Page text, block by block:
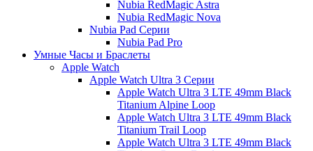
Nubia RedMagic Astra
Nubia RedMagic Nova
Nubia Pad Серии
Nubia Pad Pro
Умные Часы и Браслеты
Apple Watch
Apple Watch Ultra 3 Серии
Apple Watch Ultra 3 LTE 49mm Black
Titanium Alpine Loop
Apple Watch Ultra 3 LTE 49mm Black
Titanium Trail Loop
Apple Watch Ultra 3 LTE 49mm Black